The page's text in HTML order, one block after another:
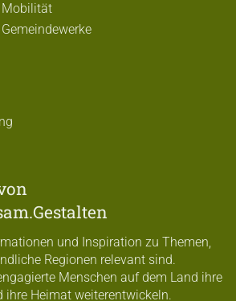
Mobilität
Gemeindewerke
und Inspiration zu Themen,
Regionen relevant sind.
Menschen auf dem Land ihre
ihre Heimat weiterentwickeln.